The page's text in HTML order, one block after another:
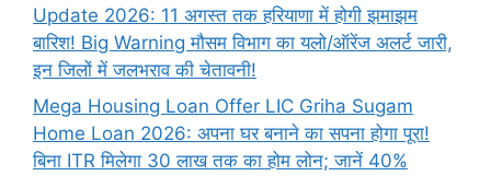
Update 2026: 11 अगस्त तक हरियाणा में होगी झमाझम
बारिश! Big Warning मौसम विभाग का यलो/ऑरेंज अलर्ट जारी,
इन जिलों में जलभराव की चेतावनी!
Mega Housing Loan Offer LIC Griha Sugam
Home Loan 2026: अपना घर बनाने का सपना होगा पूरा!
बिना ITR मिलेगा 30 लाख तक का होम लोन; जानें 40%